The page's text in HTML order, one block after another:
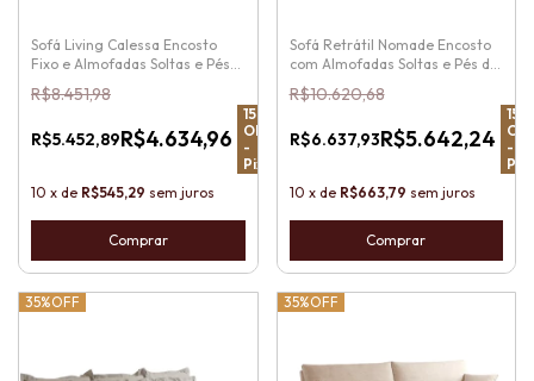
Sofá Living Calessa Encosto
Fixo e Almofadas Soltas e Pés
em Madeira
R$8.451,98
R$5.452,89R$4.634,96
15
OFF
-
Pix
10 x de R$545,29 sem juros
Comprar
Sofá Retrátil Nomade Encosto
com Almofadas Soltas e Pés de
Madeira
R$10.620,68
R$6.637,93R$5.642,24
15
OFF
-
Pix
10 x de R$663,79 sem juros
Comprar
35%OFF 35%OFF